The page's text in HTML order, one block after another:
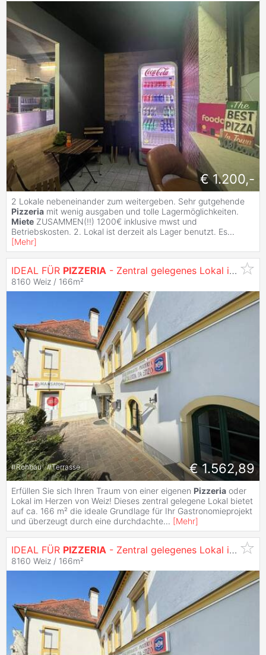
€ 1.200,-
2 Lokale nebeneinander zum weitergeben. Sehr gutgehende
Pizzeria mit wenig ausgaben und tolle Lagermöglichkeiten.
Miete ZUSAMMEN(!!) 1200€ inklusive mwst und
Betriebskosten. 2. Lokal ist derzeit als Lager benutzt. Es...
[Mehr]
IDEAL FÜR PIZZERIA - Zentral gelegenes Lokal in Weiz zur
8160 Weiz / 166m²
#Rohbau #Terrasse € 1.562,89
Erfüllen Sie sich Ihren Traum von einer eigenen Pizzeria oder
Lokal im Herzen von Weiz! Dieses zentral gelegene Lokal bietet
auf ca. 166 m² die ideale Grundlage für Ihr Gastronomieprojekt
und überzeugt durch eine durchdachte... [Mehr]
IDEAL FÜR PIZZERIA - Zentral gelegenes Lokal in Weiz zur
8160 Weiz / 166m²